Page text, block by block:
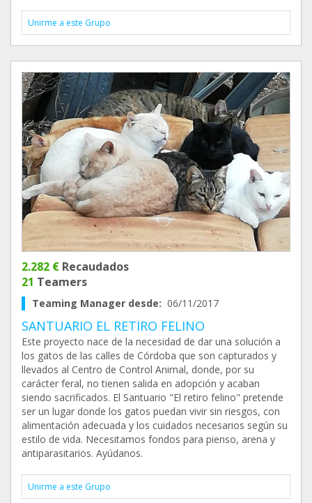
Unirme a este Grupo
2.282 € Recaudados
21 Teamers
Teaming Manager desde: 06/11/2017
SANTUARIO EL RETIRO FELINO
Este proyecto nace de la necesidad de dar una solución a
los gatos de las calles de Córdoba que son capturados y
llevados al Centro de Control Animal, donde, por su
carácter feral, no tienen salida en adopción y acaban
siendo sacrificados. El Santuario "El retiro felino" pretende
ser un lugar donde los gatos puedan vivir sin riesgos, con
alimentación adecuada y los cuidados necesarios según su
estilo de vida. Necesitamos fondos para pienso, arena y
antiparasitarios. Ayúdanos.
Unirme a este Grupo